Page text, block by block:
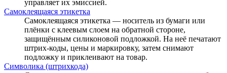
управляет их эмиссией.
Самоклеящаяся этикетка
Самоклеящаяся этикетка — носитель из бумаги или
плёнки с клеевым слоем на обратной стороне,
защищённым силиконовой подложкой. На неё печатают
штрих-коды, цены и маркировку, затем снимают
подложку и приклеивают на товар.
Символика (штрихкода)